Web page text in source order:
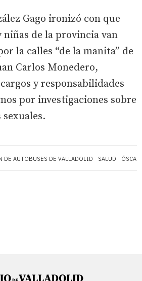
DE AUTOBUSES DE VALLADOLID SALUD ÓSCAR
Gago ironizó con que
niñas de la provincia van
la calles “de la manita” de
Carlos Monedero,
y responsabilidades
por investigaciones sobre